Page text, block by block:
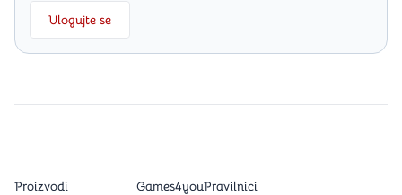
Ulogujte se
Proizvodi Games4youPravilnici